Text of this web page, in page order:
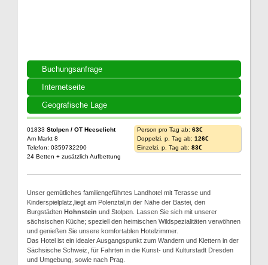
Buchungsanfrage
Internetseite
Geografische Lage
01833 Stolpen / OT Heeselicht
Am Markt 8
Telefon: 0359732290
24 Betten + zusätzlich Aufbettung
Person pro Tag ab: 63€
Doppelzi. p. Tag ab: 126€
Einzelzi. p. Tag ab: 83€
Unser gemütliches familiengeführtes Landhotel mit Terasse und
Kinderspielplatz,liegt am Polenztal,in der Nähe der Bastei, den
Burgstädten Hohnstein und Stolpen. Lassen Sie sich mit unserer
sächsischen Küche; speziell den heimischen Wildspezialitäten verwöhnen
und genießen Sie unsere komfortablen Hotelzimmer.
Das Hotel ist ein idealer Ausgangspunkt zum Wandern und Klettern in der
Sächsische Schweiz, für Fahrten in die Kunst- und Kulturstadt Dresden
und Umgebung, sowie nach Prag.